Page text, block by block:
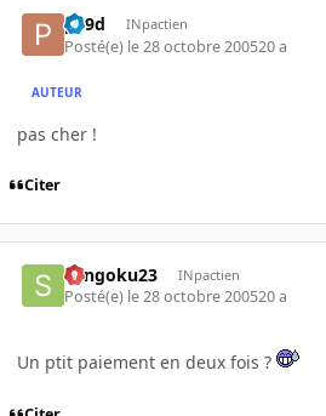
p19d INpactien
Posté(e) le 28 octobre 200520 a
AUTEUR
pas cher !
Citer
Sangoku23 INpactien
Posté(e) le 28 octobre 200520 a
Un ptit paiement en deux fois ?